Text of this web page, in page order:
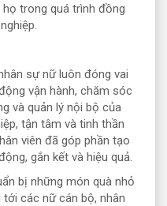
trong quá trình đồng
sự nữ luôn đóng vai
vận hành, chăm sóc
và quản lý nội bộ của
tận tâm và tinh thần
viên đã góp phần tạo
gắn kết và hiệu quả.
bị những món quà nhỏ
các nữ cán bộ, nhân